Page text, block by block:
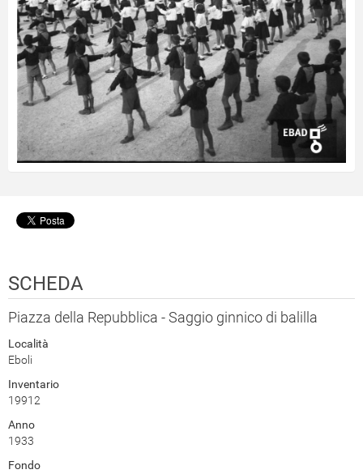
SCHEDA
Piazza della Repubblica - Saggio ginnico di balilla
Località
Eboli
Inventario
19912
Anno
1933
Fondo